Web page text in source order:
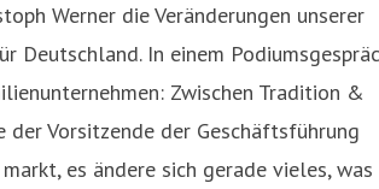
Werner die Veränderungen unserer
Deutschland. In einem
Zwischen Tradition &
der Vorsitzende der Geschäftsführung
es ändere sich gerade vieles, was